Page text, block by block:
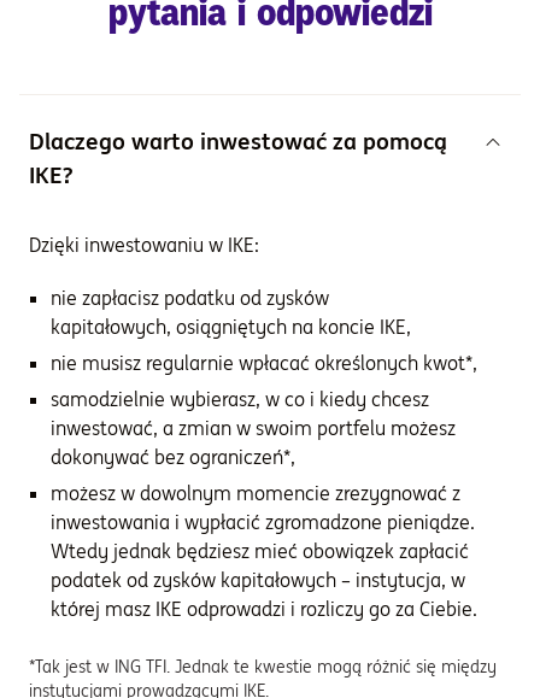
pytania i odpowiedzi
Dlaczego warto inwestować za pomocą
IKE?
Dzięki inwestowaniu w IKE:
nie zapłacisz podatku od zysków
kapitałowych, osiągniętych na koncie IKE,
nie musisz regularnie wpłacać określonych kwot*,
samodzielnie wybierasz, w co i kiedy chcesz
inwestować, a zmian w swoim portfelu możesz
dokonywać bez ograniczeń*,
możesz w dowolnym momencie zrezygnować z
inwestowania i wypłacić zgromadzone pieniądze.
Wtedy jednak będziesz mieć obowiązek zapłacić
podatek od zysków kapitałowych – instytucja, w
której masz IKE odprowadzi i rozliczy go za Ciebie.
*Tak jest w ING TFI. Jednak te kwestie mogą różnić się między
instytucjami prowadzącymi IKE.